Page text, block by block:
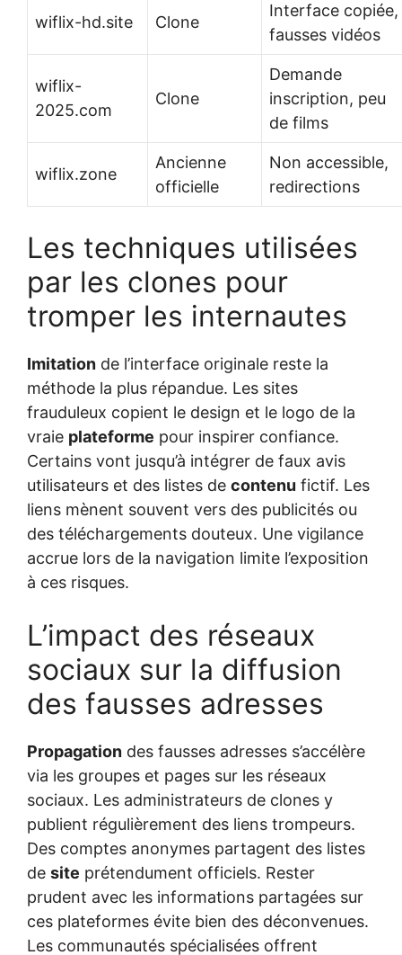
wiflix-hd.site Clone
Interface copiée,
fausses vidéos
wiflix-
2025.com
Clone
Demande
inscription, peu
de films
wiflix.zone
Ancienne
officielle
Non accessible,
redirections
Les techniques utilisées
par les clones pour
tromper les internautes
Imitation de l’interface originale reste la
méthode la plus répandue. Les sites
frauduleux copient le design et le logo de la
vraie plateforme pour inspirer confiance.
Certains vont jusqu’à intégrer de faux avis
utilisateurs et des listes de contenu fictif. Les
liens mènent souvent vers des publicités ou
des téléchargements douteux. Une vigilance
accrue lors de la navigation limite l’exposition
à ces risques.
L’impact des réseaux
sociaux sur la diffusion
des fausses adresses
Propagation des fausses adresses s’accélère
via les groupes et pages sur les réseaux
sociaux. Les administrateurs de clones y
publient régulièrement des liens trompeurs.
Des comptes anonymes partagent des listes
de site prétendument officiels. Rester
prudent avec les informations partagées sur
ces plateformes évite bien des déconvenues.
Les communautés spécialisées offrent